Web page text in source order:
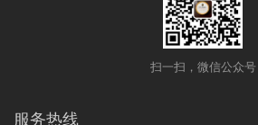
扫一扫，微信公众号
服务热线